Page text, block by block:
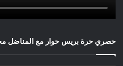
حصري حرة بريس حوار مع المناضل